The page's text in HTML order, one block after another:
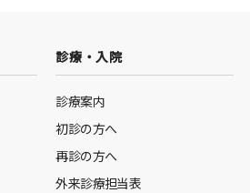
診療・入院
診療案内
初診の方へ
再診の方へ
外来診療担当表